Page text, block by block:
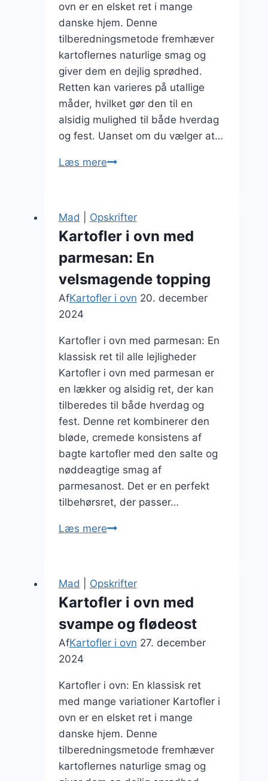
ovn er en elsket ret i mange
danske hjem. Denne
tilberedningsmetode fremhæver
kartoflernes naturlige smag og
giver dem en dejlig sprødhed.
Retten kan varieres på utallige
måder, hvilket gør den til en
alsidig mulighed til både hverdag
og fest. Uanset om du vælger at…
Læs mereKartofler
med
Mad Opskrifter
Kartofler i ovn med
parmesan: En
velsmagende topping
AfKartofler i ovn 20. december
2024
Kartofler i ovn med parmesan: En
klassisk ret til alle lejligheder
Kartofler i ovn med parmesan er
en lækker og alsidig ret, der kan
tilberedes til både hverdag og
fest. Denne ret kombinerer den
bløde, cremede konsistens af
bagte kartofler med den salte og
nøddeagtige smag af
parmesanost. Det er en perfekt
tilbehørsret, der passer…
Læs mereKartofler
med
En
velsmagende
topping
Mad Opskrifter
Kartofler i ovn med
svampe og flødeost
AfKartofler i ovn 27. december
2024
Kartofler i ovn: En klassisk ret
med mange variationer Kartofler i
ovn er en elsket ret i mange
danske hjem. Denne
tilberedningsmetode fremhæver
kartoflernes naturlige smag og